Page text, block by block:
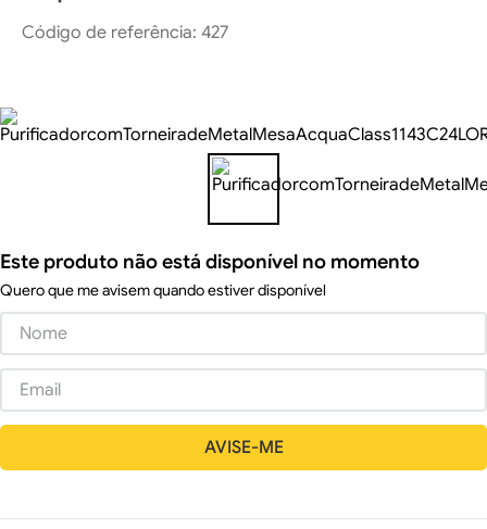
Código de referência: 427
Este produto não está disponível no momento
Quero que me avisem quando estiver disponível